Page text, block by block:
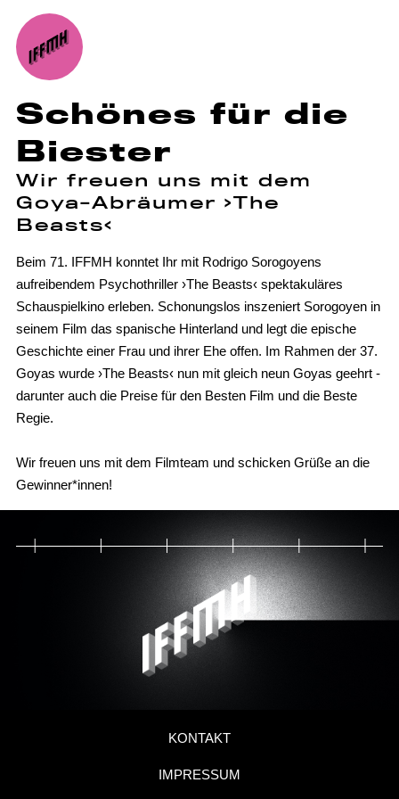
Schönes für die
Biester
Wir freuen uns mit dem
Goya-Abräumer ›The
Beasts‹
Beim 71. IFFMH konntet Ihr mit Rodrigo Sorogoyens
aufreibendem Psychothriller ›The Beasts‹ spektakuläres
Schauspielkino erleben. Schonungslos inszeniert Sorogoyen in
seinem Film das spanische Hinterland und legt die epische
Geschichte einer Frau und ihrer Ehe offen. Im Rahmen der 37.
Goyas wurde ›The Beasts‹ nun mit gleich neun Goyas geehrt -
darunter auch die Preise für den Besten Film und die Beste
Regie.
Wir freuen uns mit dem Filmteam und schicken Grüße an die
Gewinner*innen!
KONTAKT
IMPRESSUM